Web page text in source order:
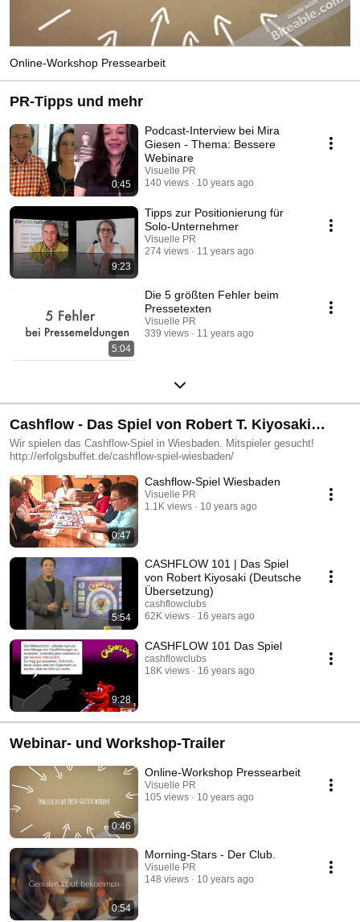
Online-Workshop Pressearbeit
PR-Tipps und mehr
0:45
Podcast-Interview bei Mira
Giesen - Thema: Bessere
Webinare
Visuelle PR
140 views
10 years ago
9:23
Tipps zur Positionierung für
Solo-Unternehmer
Visuelle PR
274 views
11 years ago
5:04
Die 5 größten Fehler beim
Pressetexten
Visuelle PR
339 views
11 years ago
Cashflow - Das Spiel von Robert T. Kiyosaki
("Rich Dad, Poor Dad")
Wir spielen das Cashflow-Spiel in Wiesbaden. Mitspieler gesucht!
http://erfolgsbuffet.de/cashflow-spiel-wiesbaden/
0:47
Cashflow-Spiel Wiesbaden
Visuelle PR
1.1K views
10 years ago
5:54
CASHFLOW 101 | Das Spiel
von Robert Kiyosaki (Deutsche
Übersetzung)
cashflowclubs
62K views
16 years ago
9:28
CASHFLOW 101 Das Spiel
cashflowclubs
18K views
16 years ago
Webinar- und Workshop-Trailer
0:46
Online-Workshop Pressearbeit
Visuelle PR
105 views
10 years ago
0:54
Morning-Stars - Der Club.
Visuelle PR
148 views
10 years ago